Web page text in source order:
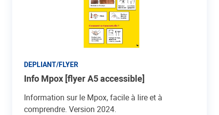
DEPLIANT/FLYER
Info Mpox [flyer A5 accessible]
Information sur le Mpox, facile à lire et à
comprendre. Version 2024.